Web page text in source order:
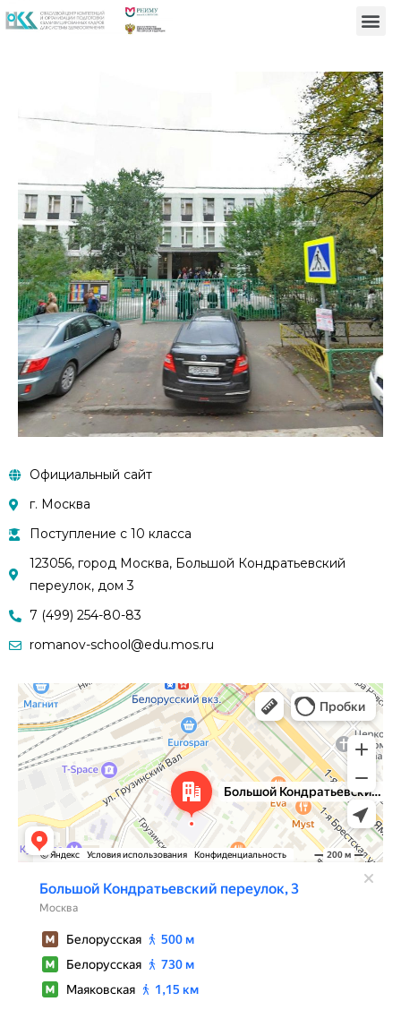
Официальный сайт
г. Москва
Поступление с 10 класса
123056, город Москва, Большой Кондратьевский
переулок, дом 3
7 (499) 254-80-83
romanov-school@edu.mos.ru
Москва
Большой Кондратьевский переулок, 3 — Яндекс.Карты